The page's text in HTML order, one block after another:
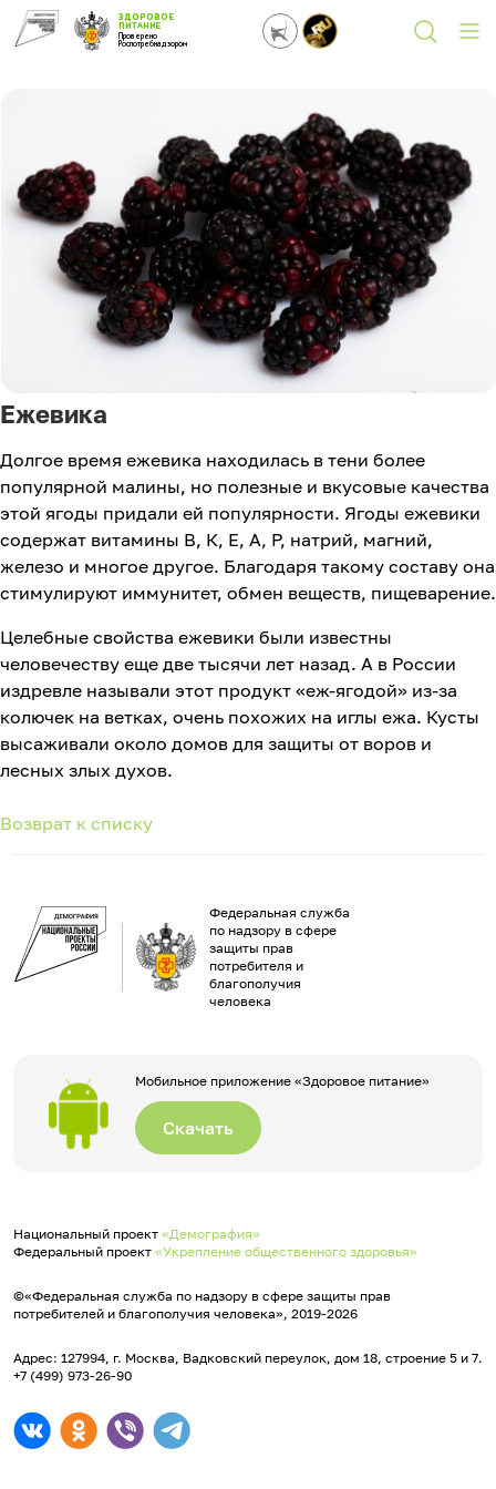
ЗДОРОВОЕ
ПИТАНИЕ
Проверено
Роспотребнадзором
Ежевика
Долгое время ежевика находилась в тени более
популярной малины, но полезные и вкусовые качества
этой ягоды придали ей популярности. Ягоды ежевики
содержат витамины В, К, Е, А, Р, натрий, магний,
железо и многое другое. Благодаря такому составу она
стимулируют иммунитет, обмен веществ, пищеварение.
Целебные свойства ежевики были известны
человечеству еще две тысячи лет назад. А в России
издревле называли этот продукт «еж-ягодой» из-за
колючек на ветках, очень похожих на иглы ежа. Кусты
высаживали около домов для защиты от воров и
лесных злых духов.
Возврат к списку
Федеральная служба
по надзору в сфере
защиты прав
потребителя и
благополучия
человека
Мобильное приложение «Здоровое питание»
Скачать
Национальный проект «Демография»
Федеральный проект «Укрепление общественного здоровья»
©«Федеральная служба по надзору в сфере защиты прав
потребителей и благополучия человека», 2019-2026
Адрес: 127994, г. Москва, Вадковский переулок, дом 18, строение 5 и 7.
+7 (499) 973-26-90